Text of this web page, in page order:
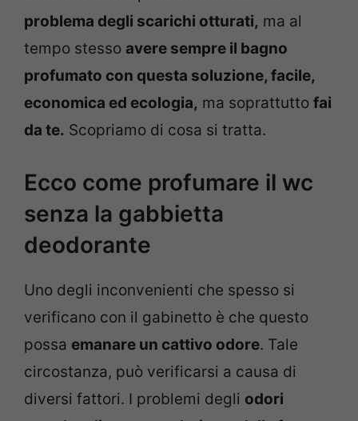
problema degli scarichi otturati, ma al
tempo stesso avere sempre il bagno
profumato con questa soluzione, facile,
economica ed ecologia, ma soprattutto fai
da te. Scopriamo di cosa si tratta.
Ecco come profumare il wc
senza la gabbietta
deodorante
Uno degli inconvenienti che spesso si
verificano con il gabinetto è che questo
possa emanare un cattivo odore. Tale
circostanza, può verificarsi a causa di
diversi fattori. I problemi degli odori